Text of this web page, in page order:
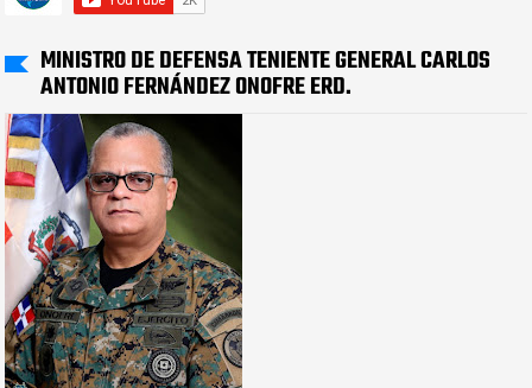
MINISTRO DE DEFENSA TENIENTE GENERAL CARLOS
ANTONIO FERNÁNDEZ ONOFRE ERD.